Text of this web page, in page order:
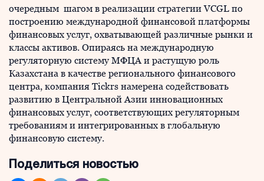
очередным шагом в реализации стратегии VCGL по
построению международной финансовой платформы
финансовых услуг, охватывающей различные рынки и
классы активов. Опираясь на международную
регуляторную систему МФЦА и растущую роль
Казахстана в качестве регионального финансового
центра, компания Tickrs намерена содействовать
развитию в Центральной Азии инновационных
финансовых услуг, соответствующих регуляторным
требованиям и интегрированных в глобальную
финансовую систему.
Поделиться новостью